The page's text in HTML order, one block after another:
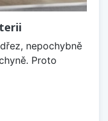
nepochybně
Proto